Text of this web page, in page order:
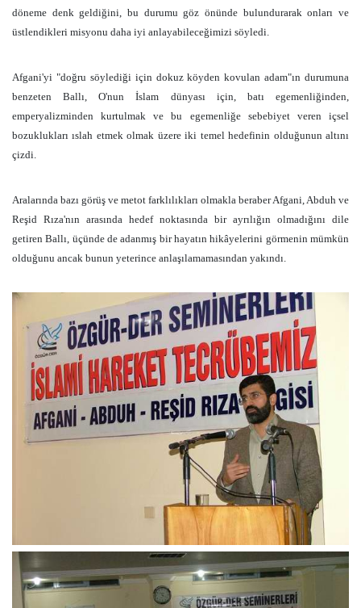
döneme denk geldiğini, bu durumu göz önünde bulundurarak onları ve
üstlendikleri misyonu daha iyi anlayabileceğimizi söyledi.
Afgani'yi "doğru söylediği için dokuz köyden kovulan adam"ın durumuna
benzeten Ballı, O'nun İslam dünyası için, batı egemenliğinden,
emperyalizminden kurtulmak ve bu egemenliğe sebebiyet veren içsel
bozuklukları ıslah etmek olmak üzere iki temel hedefinin olduğunun altını
çizdi.
Aralarında bazı görüş ve metot farklılıkları olmakla beraber Afgani, Abduh ve
Reşid Rıza'nın arasında hedef noktasında bir ayrılığın olmadığını dile
getiren Ballı, üçünde de adanmış bir hayatın hikâyelerini görmenin mümkün
olduğunu ancak bunun yeterince anlaşılamamasından yakındı.